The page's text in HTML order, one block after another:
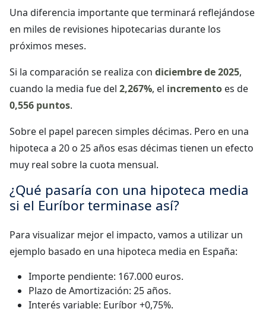
Una diferencia importante que terminará reflejándose
en miles de revisiones hipotecarias durante los
próximos meses.
Si la comparación se realiza con diciembre de 2025,
cuando la media fue del 2,267%, el incremento es de
0,556 puntos.
Sobre el papel parecen simples décimas. Pero en una
hipoteca a 20 o 25 años esas décimas tienen un efecto
muy real sobre la cuota mensual.
¿Qué pasaría con una hipoteca media
si el Euríbor terminase así?
Para visualizar mejor el impacto, vamos a utilizar un
ejemplo basado en una hipoteca media en España:
Importe pendiente: 167.000 euros.
Plazo de Amortización: 25 años.
Interés variable: Euríbor +0,75%.